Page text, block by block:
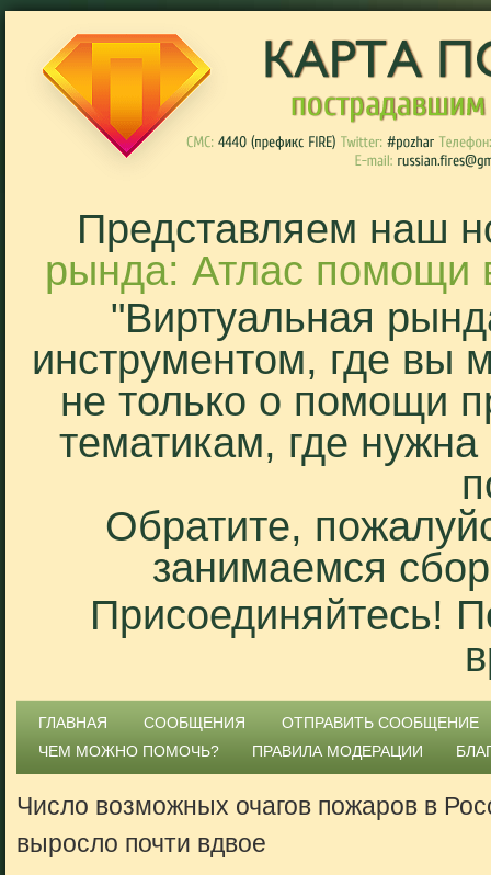
Представляем наш
рында: Атлас помощи
"Виртуальная
инструментом, где вы
не только о помощи
тематикам, где
Обратите,
занимаемся
Присоединяйтесь!
ГЛАВНАЯ СООБЩЕНИЯ
ОТПРАВИТЬ СООБЩЕНИЕ
ЧЕМ МОЖНО ПОМОЧЬ?
ПРАВИЛА МОДЕРАЦИИ
Число возможных очагов пожаров в
выросло почти вдвое